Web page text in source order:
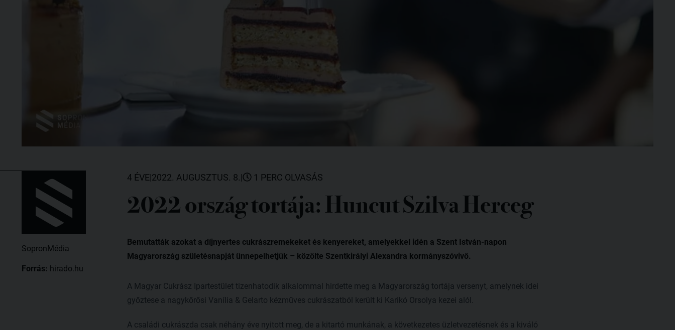
SopronMédia
Forrás: hirado.hu
4 ÉVE|2022. AUGUSZTUS. 8.| 1 PERC OLVASÁS
2022 ország tortája: Huncut Szilva Herceg
Bemutatták azokat a díjnyertes cukrászremekeket és kenyereket, amelyekkel idén a Szent István-napon
Magyarország születésnapját ünnepelhetjük – közölte Szentkirályi Alexandra kormányszóvivő.
A Magyar Cukrász Ipartestület tizenhatodik alkalommal hirdette meg a Magyarország tortája versenyt, amelynek idei
győztese a nagykőrősi Vanília & Gelarto kézműves cukrászatból került ki Karikó Orsolya kezei alól.
A családi cukrászda csak néhány éve nyitott meg, de a kitartó munkának, a következetes üzletvezetésnek és a kiváló